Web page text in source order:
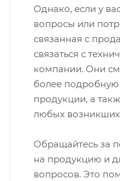
Однако, если у
вопросы или
связанная с
связаться с
компании. Они
более
продукции, а
любых
Обращайтесь за
на продукцию и
вопросов. Это